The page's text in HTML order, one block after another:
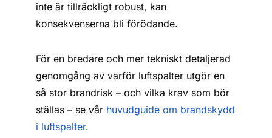
inte är tillräckligt robust, kan
konsekvenserna bli förödande.
För en bredare och mer tekniskt detaljerad
genomgång av varför luftspalter utgör en
så stor brandrisk – och vilka krav som bör
ställas – se vår huvudguide om brandskydd
i luftspalter.